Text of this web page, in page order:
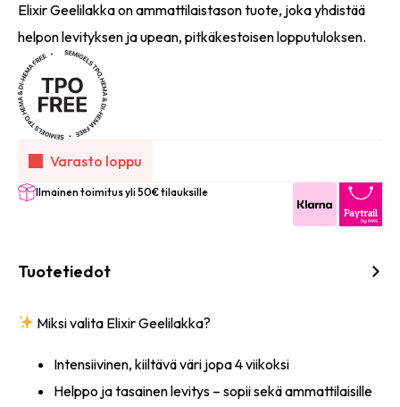
Elixir Geelilakka on ammattilaistason tuote, joka yhdistää
helpon levityksen ja upean, pitkäkestoisen lopputuloksen.
Varasto loppu
Ilmainen toimitus yli 50€ tilauksille
Tuotetiedot
Miksi valita Elixir Geelilakka?
Intensiivinen, kiiltävä väri jopa 4 viikoksi
Helppo ja tasainen levitys – sopii sekä ammattilaisille